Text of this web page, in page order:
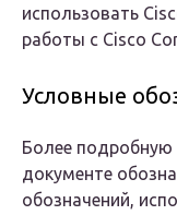
использовать
работы с Cisco
Условные
Более
документе
обозначений,